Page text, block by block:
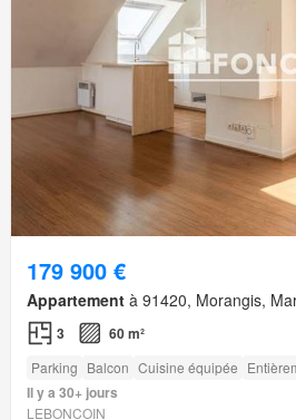
179 900 €
Appartement à 91420, Morangis,
3 60 m²
Parking Balcon Cuisine équipée
Il y a 30+ jours
LEBONCOIN